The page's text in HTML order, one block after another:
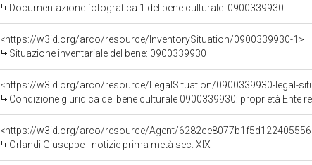
Documentazione fotografica 1 del bene culturale: 0900339930
<https://w3id.org/arco/resource/InventorySituation/0900339930-1>
Situazione inventariale del bene: 0900339930
<https://w3id.org/arco/resource/LegalSituation/0900339930-legal-
Condizione giuridica del bene culturale 0900339930: proprietà Ente
<https://w3id.org/arco/resource/Agent/
Orlandi Giuseppe - notizie prima metà sec. XIX